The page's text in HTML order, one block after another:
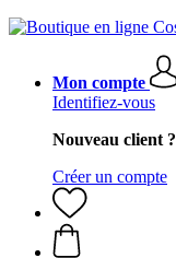
Mon compte
Identifiez-vous
Nouveau client ?
Créer un compte